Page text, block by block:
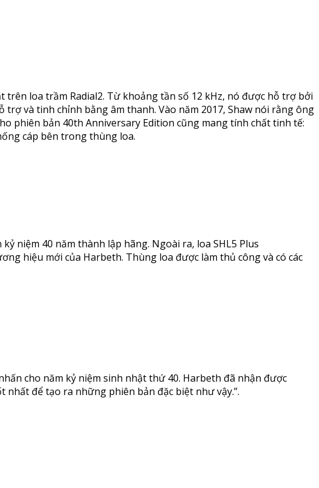
loa trầm Radial2. Từ khoảng tần số 12 kHz, nó được hỗ trợ bởi
và tinh chỉnh bằng âm thanh. Vào năm 2017, Shaw nói rằng ông
phiên bản 40th Anniversary Edition cũng mang tính chất tinh tế:
cáp bên trong thùng loa.
niệm 40 năm thành lập hãng. Ngoài ra, loa SHL5 Plus
hiệu mới của Harbeth. Thùng loa được làm thủ công và có các
cho năm kỷ niệm sinh nhật thứ 40. Harbeth đã nhận được
nhất để tạo ra những phiên bản đặc biệt như vậy.”.